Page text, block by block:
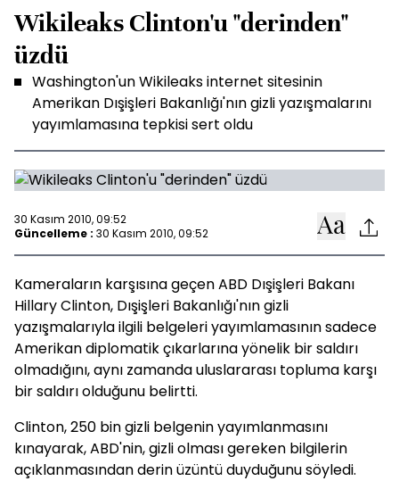
Wikileaks Clinton'u "derinden"
üzdü
Washington'un Wikileaks internet sitesinin
Amerikan Dışişleri Bakanlığı'nın gizli yazışmalarını
yayımlamasına tepkisi sert oldu
30 Kasım 2010, 09:52
Güncelleme : 30 Kasım 2010, 09:52
Kameraların karşısına geçen ABD Dışişleri Bakanı
Hillary Clinton, Dışişleri Bakanlığı'nın gizli
yazışmalarıyla ilgili belgeleri yayımlamasının sadece
Amerikan diplomatik çıkarlarına yönelik bir saldırı
olmadığını, aynı zamanda uluslararası topluma karşı
bir saldırı olduğunu belirtti.
Clinton, 250 bin gizli belgenin yayımlanmasını
kınayarak, ABD'nin, gizli olması gereken bilgilerin
açıklanmasından derin üzüntü duyduğunu söyledi.